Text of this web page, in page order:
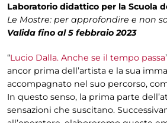
Laboratorio didattico per la Scuola
Le Mostre: per approfondire e non
Valida fino al 5 febbraio 2023
“Lucio Dalla. Anche se il tempo passa
ancor prima dell’artista e la sua
accompagnato nel suo percorso,
In questo senso, la prima parte
sensazioni che suscitano.